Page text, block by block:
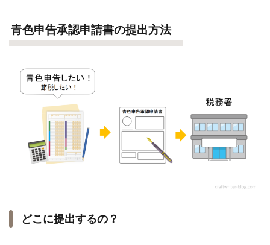
青色申告承認申請書の提出方法
どこに提出するの？